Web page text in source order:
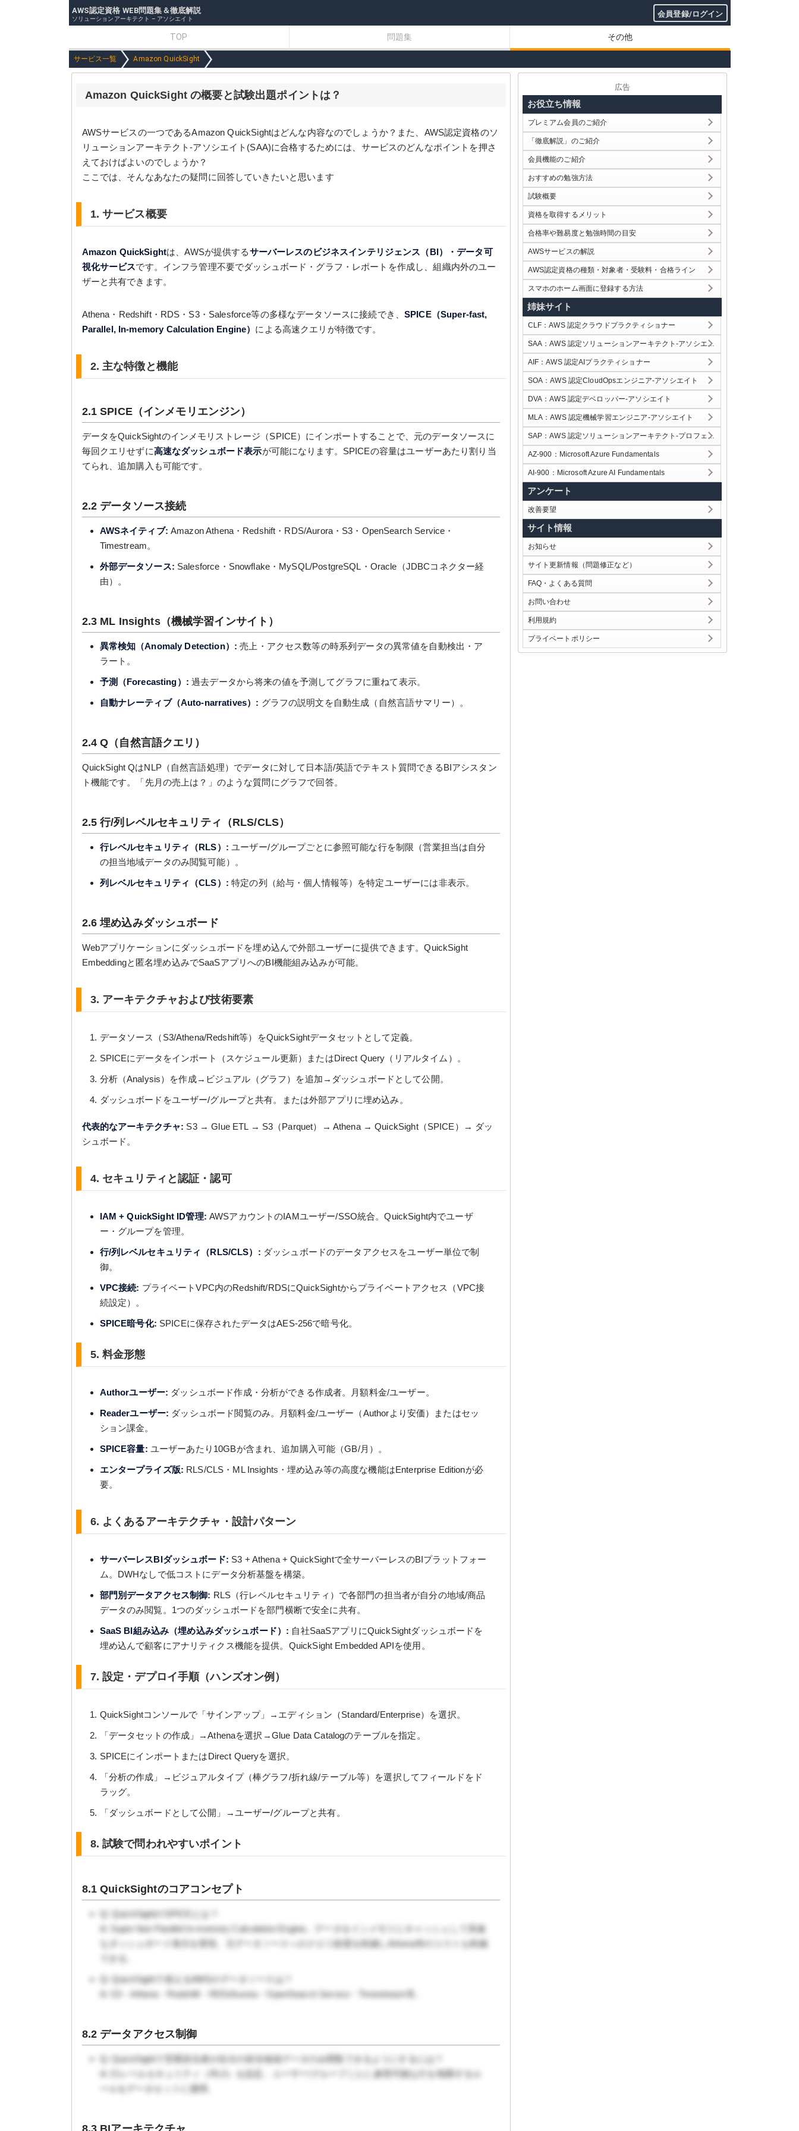
AWS認定資格 WEB問題集＆徹底解説 会員登録/ログイン
ソリューションアーキテクト – アソシエイト
TOP 問題集 その他
サービス一覧 Amazon QuickSight
Amazon QuickSight の概要と試験出題ポイントは？
AWSサービスの一つであるAmazon QuickSightはどんな内容なのでしょうか？また、AWS認定資格のソ
リューションアーキテクト-アソシエイト(SAA)に合格するためには、サービスのどんなポイントを押さ
えておけばよいのでしょうか？
ここでは、そんなあなたの疑問に回答していきたいと思います
1. サービス概要
Amazon QuickSightは、AWSが提供するサーバーレスのビジネスインテリジェンス（BI）・データ可
視化サービスです。インフラ管理不要でダッシュボード・グラフ・レポートを作成し、組織内外のユー
ザーと共有できます。
Athena・Redshift・RDS・S3・Salesforce等の多様なデータソースに接続でき、 SPICE（Super-fast,
Parallel, In-memory Calculation Engine） による高速クエリが特徴です。
2. 主な特徴と機能
2.1 SPICE（インメモリエンジン）
データをQuickSightのインメモリストレージ（SPICE）にインポートすることで、元のデータソースに
毎回クエリせずに高速なダッシュボード表示が可能になります。SPICEの容量はユーザーあたり割り当
てられ、追加購入も可能です。
2.2 データソース接続
AWSネイティブ: Amazon Athena・Redshift・RDS/Aurora・S3・OpenSearch Service・
Timestream。
外部データソース: Salesforce・Snowflake・MySQL/PostgreSQL・Oracle（JDBCコネクター経
由）。
2.3 ML Insights（機械学習インサイト）
異常検知（Anomaly Detection）: 売上・アクセス数等の時系列データの異常値を自動検出・ア
ラート。
予測（Forecasting）: 過去データから将来の値を予測してグラフに重ねて表示。
自動ナレーティブ（Auto-narratives）: グラフの説明文を自動生成（自然言語サマリー）。
2.4 Q（自然言語クエリ）
QuickSight QはNLP（自然言語処理）でデータに対して日本語/英語でテキスト質問できるBIアシスタン
ト機能です。「先月の売上は？」のような質問にグラフで回答。
2.5 行/列レベルセキュリティ（RLS/CLS）
行レベルセキュリティ（RLS）: ユーザー/グループごとに参照可能な行を制限（営業担当は自分
の担当地域データのみ閲覧可能）。
列レベルセキュリティ（CLS）: 特定の列（給与・個人情報等）を特定ユーザーには非表示。
2.6 埋め込みダッシュボード
Webアプリケーションにダッシュボードを埋め込んで外部ユーザーに提供できます。QuickSight
Embeddingと匿名埋め込みでSaaSアプリへのBI機能組み込みが可能。
3. アーキテクチャおよび技術要素
データソース（S3/Athena/Redshift等）をQuickSightデータセットとして定義。
SPICEにデータをインポート（スケジュール更新）またはDirect Query（リアルタイム）。
分析（Analysis）を作成→ビジュアル（グラフ）を追加→ダッシュボードとして公開。
ダッシュボードをユーザー/グループと共有。または外部アプリに埋め込み。
代表的なアーキテクチャ: S3 → Glue ETL → S3（Parquet）→ Athena → QuickSight（SPICE）→ ダッ
シュボード。
4. セキュリティと認証・認可
IAM + QuickSight ID管理: AWSアカウントのIAMユーザー/SSO統合。QuickSight内でユーザ
ー・グループを管理。
行/列レベルセキュリティ（RLS/CLS）: ダッシュボードのデータアクセスをユーザー単位で制
御。
VPC接続: プライベートVPC内のRedshift/RDSにQuickSightからプライベートアクセス（VPC接
続設定）。
SPICE暗号化: SPICEに保存されたデータはAES-256で暗号化。
5. 料金形態
Authorユーザー: ダッシュボード作成・分析ができる作成者。月額料金/ユーザー。
Readerユーザー: ダッシュボード閲覧のみ。月額料金/ユーザー（Authorより安価）またはセッ
ション課金。
SPICE容量: ユーザーあたり10GBが含まれ、追加購入可能（GB/月）。
エンタープライズ版: RLS/CLS・ML Insights・埋め込み等の高度な機能はEnterprise Editionが必
要。
6. よくあるアーキテクチャ・設計パターン
サーバーレスBIダッシュボード: S3 + Athena + QuickSightで全サーバーレスのBIプラットフォー
ム。DWHなしで低コストにデータ分析基盤を構築。
部門別データアクセス制御: RLS（行レベルセキュリティ）で各部門の担当者が自分の地域/商品
データのみ閲覧。1つのダッシュボードを部門横断で安全に共有。
SaaS BI組み込み（埋め込みダッシュボード）: 自社SaaSアプリにQuickSightダッシュボードを
埋め込んで顧客にアナリティクス機能を提供。QuickSight Embedded APIを使用。
7. 設定・デプロイ手順（ハンズオン例）
QuickSightコンソールで「サインアップ」→エディション（Standard/Enterprise）を選択。
「データセットの作成」→Athenaを選択→Glue Data Catalogのテーブルを指定。
SPICEにインポートまたはDirect Queryを選択。
「分析の作成」→ビジュアルタイプ（棒グラフ/折れ線/テーブル等）を選択してフィールドをド
ラッグ。
「ダッシュボードとして公開」→ユーザー/グループと共有。
8. 試験で問われやすいポイント
8.1 QuickSightのコアコンセプト
Q: QuickSightのSPICEとは？
A: Super-fast Parallel In-memory Calculation Engine。データをインメモリにキャッシュして高速
なダッシュボード表示を実現。元データソースへのクエリ頻度を削減しAthena等のコストも削減
Q: QuickSightで使えるAWSのデータソースは？
A: S3・Athena・Redshift・RDS/Aurora・OpenSearch Service・Timestream等。
8.2 データアクセス制御
Q: QuickSightで営業担当者が自分の担当地域データのみ閲覧できるようにするには？
A: 行レベルセキュリティ（RLS）を設定。ユーザー/グループごとに参照可能な行を制限するル
ールをデータセットに適用。
8.3 BIアーキテクチャ
広告
お役立ち情報
プレミアム会員のご紹介
「徹底解説」のご紹介
会員機能のご紹介
おすすめの勉強方法
試験概要
資格を取得するメリット
合格率や難易度と勉強時間の目安
AWSサービスの解説
AWS認定資格の種類・対象者・受験料・合格ライン
スマホのホーム画面に登録する方法
姉妹サイト
CLF：AWS 認定クラウドプラクティショナー
SAA：AWS 認定ソリューションアーキテクト-アソシエイト
AIF：AWS 認定AIプラクティショナー
SOA：AWS 認定CloudOpsエンジニア-アソシエイト
DVA：AWS 認定デベロッパー-アソシエイト
MLA：AWS 認定機械学習エンジニア-アソシエイト
SAP：AWS 認定ソリューションアーキテクト-プロフェッショナル
AZ-900：Microsoft Azure Fundamentals
AI-900：Microsoft Azure AI Fundamentals
アンケート
改善要望
サイト情報
お知らせ
サイト更新情報（問題修正など）
FAQ・よくある質問
お問い合わせ
利用規約
プライベートポリシー